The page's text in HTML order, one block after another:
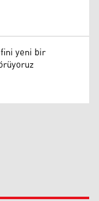
yeni bir